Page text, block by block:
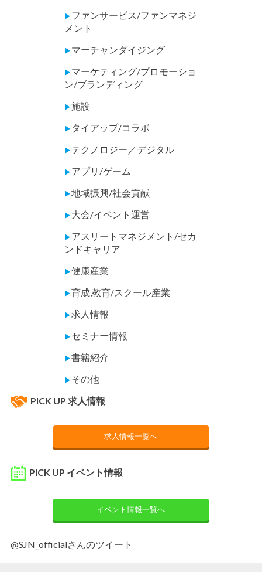
▶ ファンサービス/ファンマネジ
メント
▶ マーチャンダイジング
▶ マーケティング/プロモーショ
ン/ブランディング
▶施設
▶ タイアップ/コラボ
▶ テクノロジー／デジタル
▶ アプリ/ゲーム
▶地域振興/社会貢献
▶ 大会/イベント運営
▶ アスリートマネジメント/セカ
ンドキャリア
▶健康産業
▶育成,教育/スクール産業
▶求人情報
▶ セミナー情報
▶書籍紹介
▶ その他
PICK UP 求人情報
求人情報一覧へ
PICK UP イベント情報
イベント情報一覧へ
@SJN_officialさんのツイート